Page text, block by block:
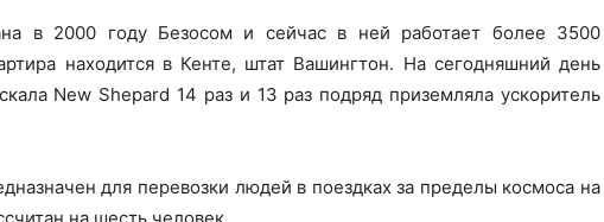
в 2000 году Безосом и сейчас в ней работает более 3500
находится в Кенте, штат Вашингтон. На сегодняшний день
New Shepard 14 раз и 13 раз подряд приземляла ускоритель
для перевозки людей в поездках за пределы космоса на